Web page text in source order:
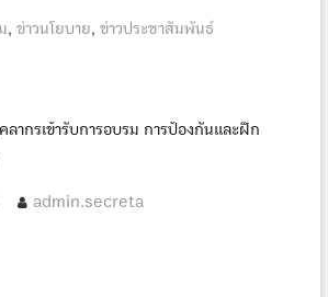
, ข่าวนโยบาย, ข่าวประชาสัมพันธ์
ากรเข้ารับการอบรม การป้องกันและฝึก
admin.secreta